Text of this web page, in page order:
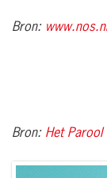
Bron: www.nos.nl
Bron: Het Parool